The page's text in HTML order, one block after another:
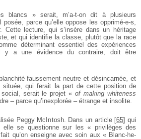
blancs » serait, m’a-t-on dit à plusieurs
parce qu’elle oppose les opprimé-e-s,
Cette lecture, qui s’insère dans un héritage
et qui identifie la classe, plutôt que la race
déterminant essentiel des expériences
y a une évidence du contraire, doit être
faussement neutre et désincarnée, et
située, qui ferait la part de cette position de
social, serait le projet «of making whiteness
– parce qu’inexplorée – étrange et insolite.
Peggy McIntosh. Dans un article[65] qui
elle se questionne sur les « privilèges des
qu’on enseigne avec soin aux « Blanc-he-